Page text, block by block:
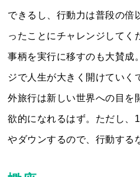
できるし、行動力は普段の倍
ったことにチャレンジしてく
事柄を実行に移すのも大賛成
ジで人生が大きく開けていく
外旅行は新しい世界への目を
欲的になれるはず。ただし、
やダウンするので、行動する